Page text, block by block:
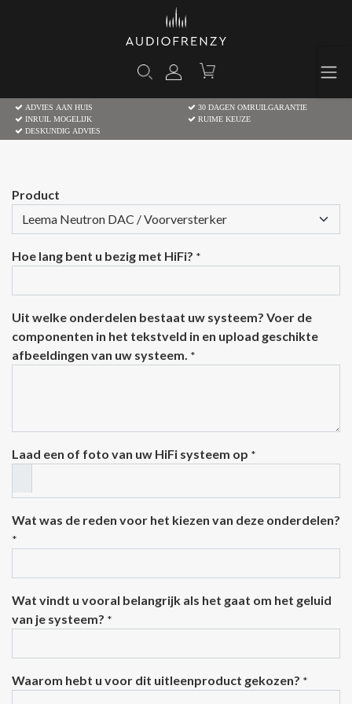
ADVIES AAN HUIS
30 DAGEN OMRUILGARANTIE
INRUIL MOGELIJK
RUIME KEUZE
DESKUNDIG ADVIES
Product
Hoe lang bent u bezig met HiFi? *
Uit welke onderdelen bestaat uw systeem? Voer de
componenten in het tekstveld in en upload geschikte
afbeeldingen van uw systeem. *
Laad een of foto van uw HiFi systeem op *
Wat was de reden voor het kiezen van deze onderdelen?
*
Wat vindt u vooral belangrijk als het gaat om het geluid
van je systeem? *
Waarom hebt u voor dit uitleenproduct gekozen? *